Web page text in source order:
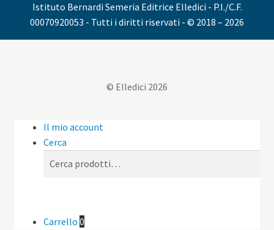
Istituto Bernardi Semeria Editrice Elledici - P.I./C.F.
00070920053 - Tutti i diritti riservati - © 2018 – 2026
© Elledici 2026
Il mio account
Cerca
Carrello 0